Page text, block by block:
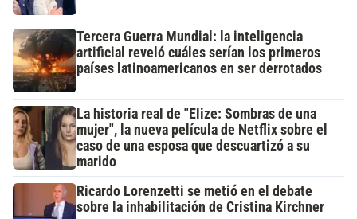
Tercera Guerra Mundial: la inteligencia
artificial reveló cuáles serían los primeros
países latinoamericanos en ser derrotados
La historia real de "Elize: Sombras de una
mujer", la nueva película de Netflix sobre el
caso de una esposa que descuartizó a su
marido
Ricardo Lorenzetti se metió en el debate
sobre la inhabilitación de Cristina Kirchner